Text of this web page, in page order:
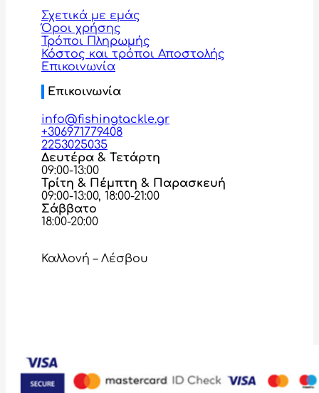
Σχετικά με εμάς
Όροι χρήσης
Τρόποι Πληρωμής
Κόστος και τρόποι Αποστολής
Επικοινωνία
Επικοινωνία
info@fishingtackle.gr
+306971779408
2253025035
Δευτέρα & Τετάρτη
09:00-13:00
Τρίτη & Πέμπτη & Παρασκευή
09:00-13:00, 18:00-21:00
Σάββατο
18:00-20:00
Καλλονή – Λέσβου